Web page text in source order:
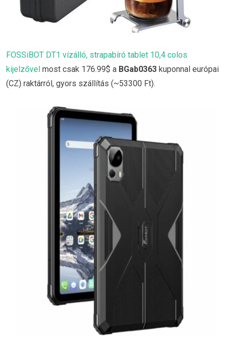
FOSSiBOT DT1 vízálló, strapabíró tablet 10,4 colos
kijelzővel most csak 176.99$ a BGab0363 kuponnal európai
(CZ) raktárról, gyors szállítás (~53300 Ft).